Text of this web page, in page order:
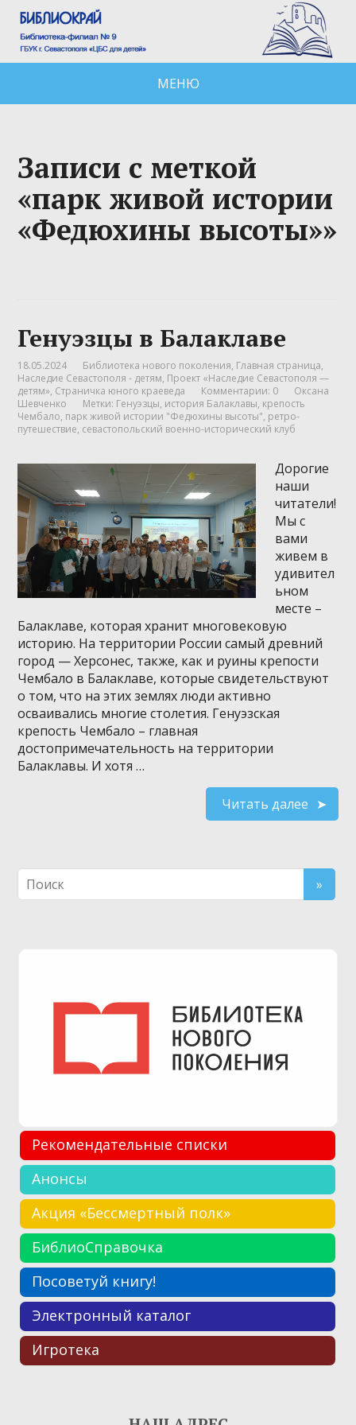
МЕНЮ
Записи с меткой
«парк живой истории
«Федюхины высоты»»
Генуэзцы в Балаклаве
18.05.2024 Библиотека нового поколения, Главная страница,
Наследие Севастополя - детям, Проект «Наследие Севастополя —
детям», Страничка юного краеведа Комментарии: 0
Оксана
Шевченко
Метки: Генуэзцы, история Балаклавы, крепость
Чембало, парк живой истории "Федюхины высоты", ретро-
путешествие, севастопольский военно-исторический клуб
Дорогие
наши
читатели!
Мы с
вами
живем в
удивител
ьном
месте –
Балаклаве, которая хранит многовековую
историю. На территории России самый древний
город — Херсонес, также, как и руины крепости
Чембало в Балаклаве, которые свидетельствуют
о том, что на этих землях люди активно
осваивались многие столетия. Генуэзская
крепость Чембало – главная
достопримечательность на территории
Балаклавы. И хотя …
Читать далее
Рекомендательные списки
Анонсы
Акция «Бессмертный полк»
БиблиоСправочка
Посоветуй книгу!
Электронный каталог
Игротека